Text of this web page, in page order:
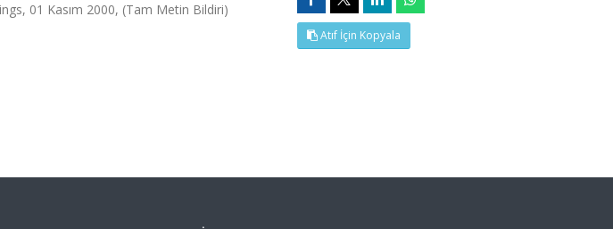
01 Kasım 2000, (Tam Metin Bildiri)
Atıf İçin Kopyala